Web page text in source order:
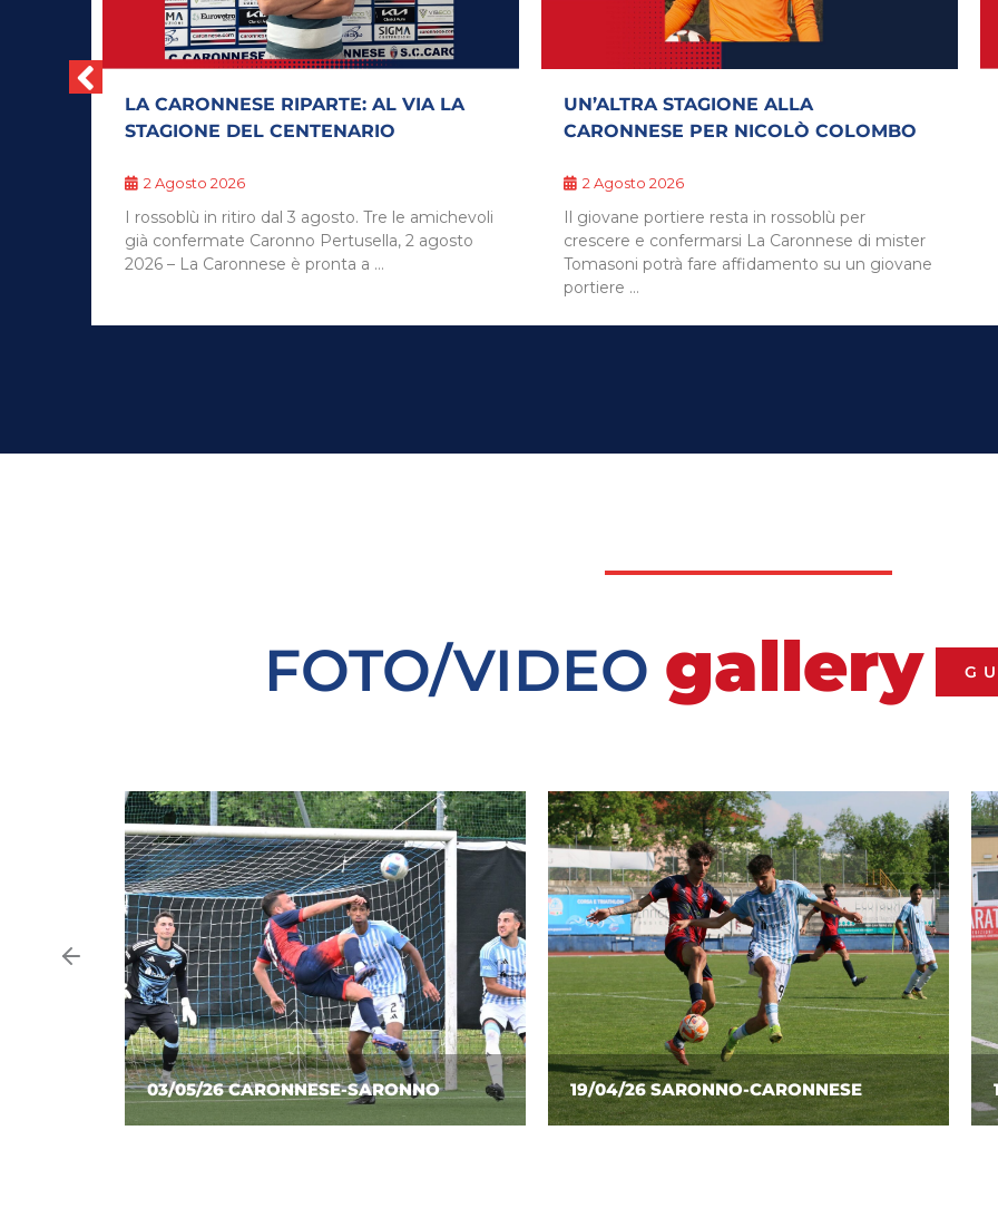
UN’ALTRA STAGIONE ALLA
CARONNESE PER NICOLÒ COLOMBO
2 Agosto 2026
Il giovane portiere resta in rossoblù per
crescere e confermarsi La Caronnese di mister
Tomasoni potrà fare affidamento su un giovane
IL PROF GASTALDELLO ARRUOLATO
PER LA CARONNESE
2 Agosto 2026
Preparatore atletico e non solo, sarà un
elemento prezioso per la prima squadra affidata
a mister Tomasoni Un tassello fondamentale
per il …
FOTO/VIDEO gallery
19/04/26 SARONNO-CARONNESE 12/04/26 CARONNESE-ARCONATESE